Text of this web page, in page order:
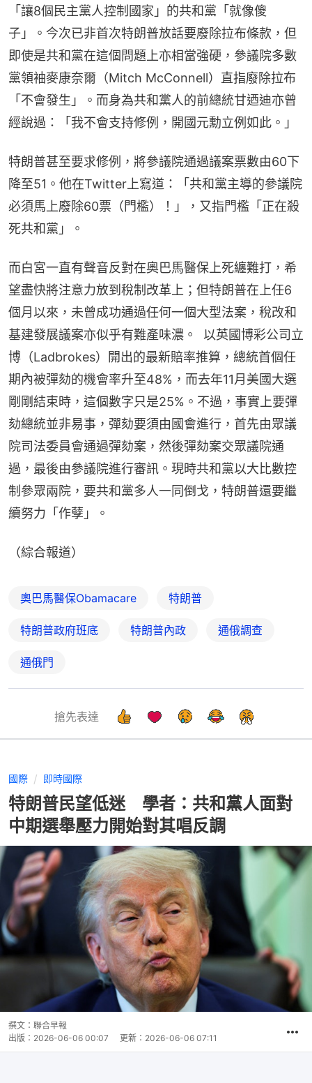
「讓8個民主黨人控制國家」的共和黨「就像傻
子」。今次已非首次特朗普放話要廢除拉布條款，但
即使是共和黨在這個問題上亦相當強硬，參議院多數
黨領袖麥康奈爾（Mitch McConnell）直指廢除拉布
「不會發生」。而身為共和黨人的前總統甘迺迪亦曾
經說過：「我不會支持修例，開國元勳立例如此。」
特朗普甚至要求修例，將參議院通過議案票數由60下
降至51。他在Twitter上寫道：「共和黨主導的參議院
必須馬上廢除60票（門檻）！」，又指門檻「正在殺
死共和黨」。
而白宮一直有聲音反對在奧巴馬醫保上死纏難打，希
望盡快將注意力放到稅制改革上；但特朗普在上任6
個月以來，未曾成功通過任何一個大型法案，稅改和
基建發展議案亦似乎有難產味濃。  以英國博彩公司立
博（Ladbrokes）開出的最新賠率推算，總統首個任
期內被彈劾的機會率升至48%，而去年11月美國大選
剛剛結束時，這個數字只是25%。不過，事實上要彈
劾總統並非易事，彈劾要須由國會進行，首先由眾議
院司法委員會通過彈劾案，然後彈劾案交眾議院通
過，最後由參議院進行審訊。現時共和黨以大比數控
制參眾兩院，要共和黨多人一同倒戈，特朗普還要繼
續努力「作孽」。
（綜合報道）
奧巴馬醫保Obamacare 特朗普
特朗普政府班底 特朗普內政 通俄調查
通俄門
搶先表達
國際 即時國際
特朗普民望低迷 學者：共和黨人面對
中期選舉壓力開始對其唱反調
撰文： 聯合早報
出版： 2026-06-06 00:07 更新： 2026-06-06 07:11